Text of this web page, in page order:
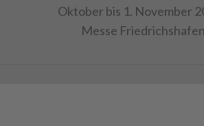
Oktober bis 1. November
Messe Friedrichshafen